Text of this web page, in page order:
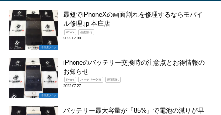
本庄店ブログ
最短でiPhoneXの画面割れを修理するならモバイ
ル修理.jp 本庄店
iPhone 画面割れ
2022.07.30
本庄店ブログ
iPhoneのバッテリー交換時の注意点とお得情報の
お知らせ
iPhone バッテリー交換 画面割れ
2022.07.27
バッテリー最大容量が「85%」で電池の減りが早